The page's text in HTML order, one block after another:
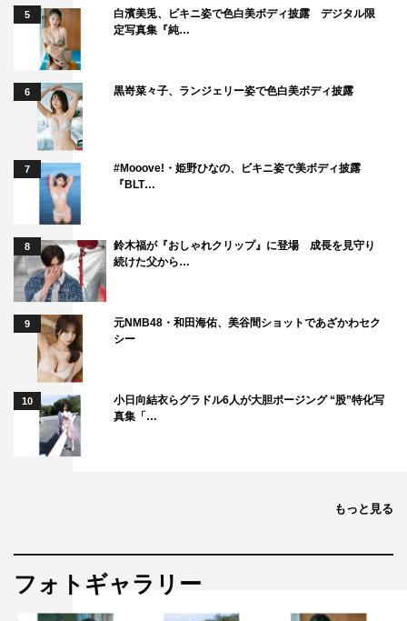
宮下草薙 志田彩良
5
白濱美兎、ビキニ姿で色白美ボディ披露 デジタル限
定写真集『純…
6 黒嵜菜々子、ランジェリー姿で色白美ボディ披露
7
#Mooove!・姫野ひなの、ビキニ姿で美ボディ披露
『BLT…
8
鈴木福が『おしゃれクリップ』に登場 成長を見守り
続けた父から…
9
元NMB48・和田海佑、美谷間ショットであざかわセク
シー
10
小日向結衣らグラドル6人が大胆ポージング “股”特化写
真集「…
もっと見る
フォトギャラリー